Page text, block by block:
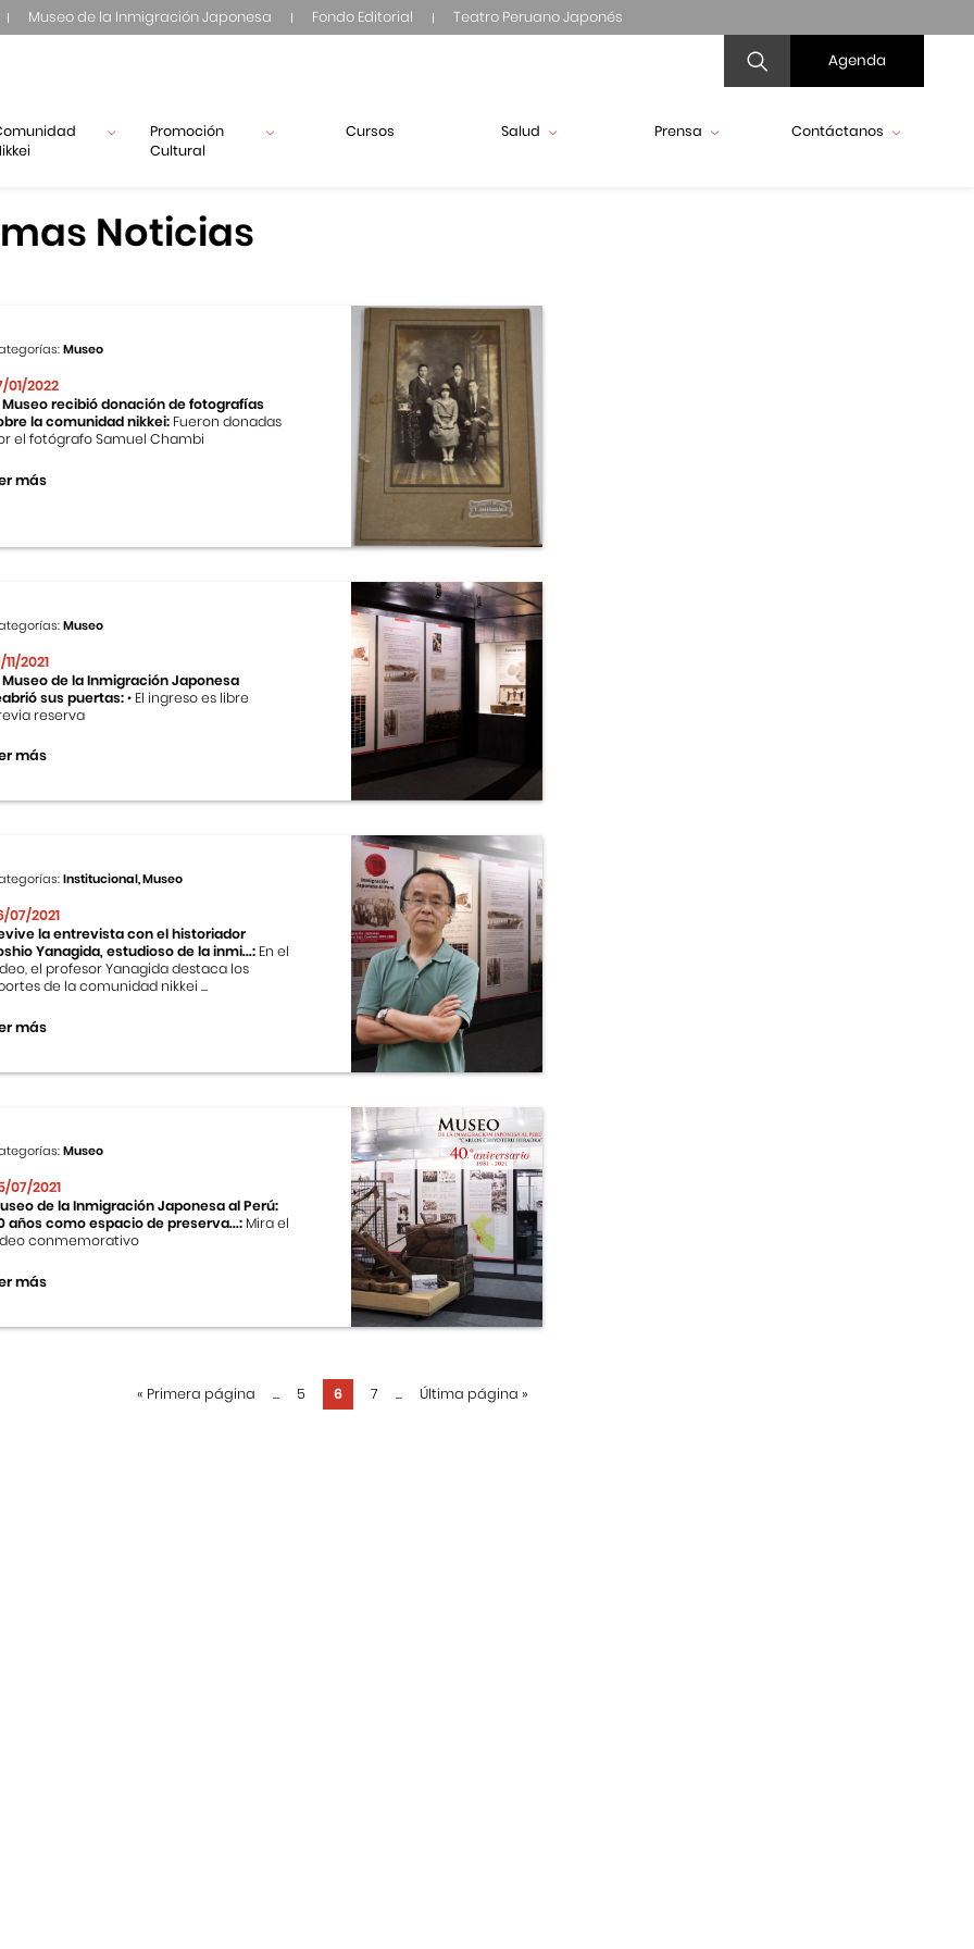
Museo de la Inmigración Japonesa Fondo Editorial Teatro Peruano Japonés
Agenda
Promoción
Cultural
Cursos Salud Prensa Contáctanos
Noticias
Museo
01/2022
Museo recibió donación de fotografías
la comunidad nikkei: Fueron donadas
el fotógrafo Samuel Chambi
más
Museo
11/2021
Museo de la Inmigración Japonesa
sus puertas:• El ingreso es libre
reserva
más
Institucional, Museo
07/2021
la entrevista con el historiador
Yanagida, estudioso de la inmi...: En el
el profesor Yanagida destaca los
de la comunidad nikkei ...
más
Museo
07/2021
de la Inmigración Japonesa al Perú:
años como espacio de preserva...: Mira el
conmemorativo
más
« Primera página ... 5 6 7 ... Última página »